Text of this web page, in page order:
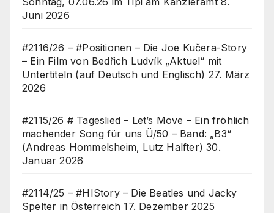
Juni 2026
#2116/26 – #Positionen – Die Joe Kučera-Story
– Ein Film von Bedřich Ludvík „Aktuel“ mit
Untertiteln (auf Deutsch und Englisch) 27. März
2026
#2115/26 # Tageslied – Let’s Move – Ein fröhlich
machender Song für uns Ü/50 – Band: „B3“
(Andreas Hommelsheim, Lutz Halfter) 30.
Januar 2026
#2114/25 – #HIStory – Die Beatles und Jacky
Spelter in Österreich 17. Dezember 2025